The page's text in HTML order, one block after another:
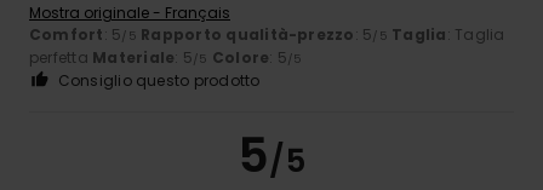
Mostra originale - Français
Comfort: 5 /5 Rapporto qualità-prezzo: 5 /5 Taglia: Taglia
perfetta Materiale: 5 /5 Colore: 5 /5
Consiglio questo prodotto
5/5